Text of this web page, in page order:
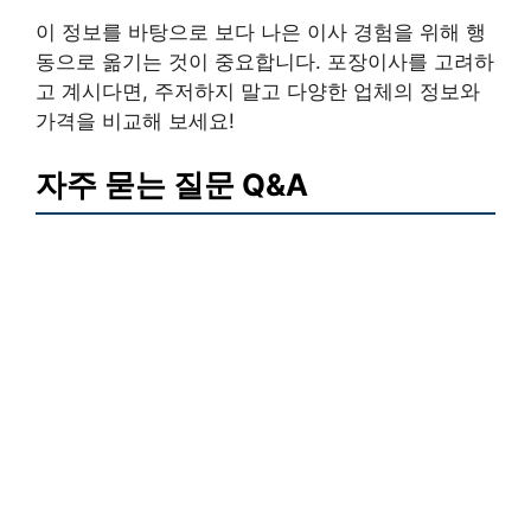
이 정보를 바탕으로 보다 나은 이사 경험을 위해 행
동으로 옮기는 것이 중요합니다. 포장이사를 고려하
고 계시다면, 주저하지 말고 다양한 업체의 정보와
가격을 비교해 보세요!
자주 묻는 질문 Q&A